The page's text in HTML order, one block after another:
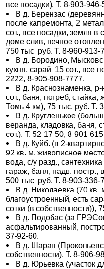
все посадки). Т. 8-903-946-
В д. Берензас
после капремонта, 2
сот., все посадки, земля в
доме слив, печное
750 тыс. руб. Т. 8-960-913-
В д. Бородино,
кухня, сарай, 15 сот., все
2222, 8-905-908-7777.
В д. Краснознаменка,
сот., баня, погреб,
Томь 4 км), 75 тыс. руб. Т.
В д. Кругленькое
веранда, кладовка, баня,
сот.). Т. 52-17-50, 8-901-
В д. Куйб. (в 2-
92 кв. м, живописное
вода, с/у разд.,
гараж, баня, надв. постр.,
500 тыс. руб. Т. 8-903-336-
В д. Николаевка (70 кв.
благоустроенный, есть
сотки (в собственности)),
В д. Подобас (за
асфальтированный,
37-92-60.
В д. Шарап
собственности). Т. 8-906-
В д. Юрьевка (участок